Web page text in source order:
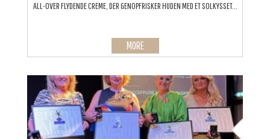
ALL-OVER FLYDENDE CREME, DER GENOPFRISKER HUDEN MED ET SOLKYSSET...
MORE